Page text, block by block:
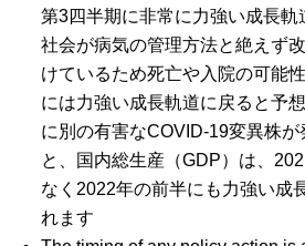
第3四半期に非常に力強い成長軌
社会が病気の管理方法と絶えず
けているため死亡や入院の可能
には力強い成長軌道に戻ると予
に別の有害なCOVID-19変異株
と、国内総生産（GDP）は、
なく2022年の前半にも力強い成
れます